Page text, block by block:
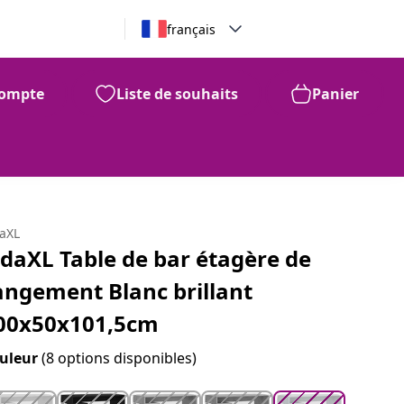
français
Liste de souhaits Panier
99
Table de bar étagère de
Blanc brillant
(8 options disponibles)